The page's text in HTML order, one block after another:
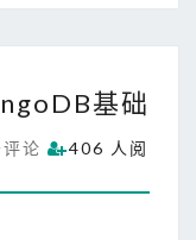
基础
论
406 人阅